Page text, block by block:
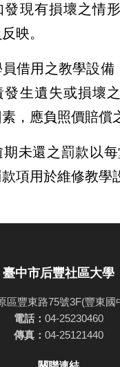
發現有損壞之情
映。
員借用之教學設
發生遺失或損壞
，應負照價賠償
期未還之罰款以
項用於維修教學
臺中市后豐社區大學
區豐東路75號3F(豐東國
電話： 04-25230460
傳真： 04-25121440